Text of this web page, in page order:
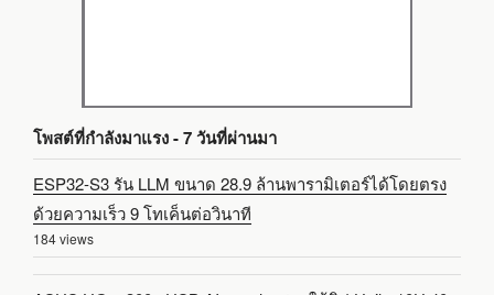
โพสต์ที่กำลังมาแรง - 7 วันที่ผ่านมา
ESP32-S3 รัน LLM ขนาด 28.9 ล้านพารามิเตอร์ได้โดยตรง
ด้วยความเร็ว 9 โทเค็นต่อวินาที
184 views